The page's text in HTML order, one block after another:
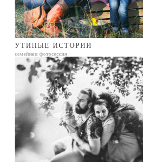
УТИНЫЕ ИСТОРИИ
семейная фотосессия